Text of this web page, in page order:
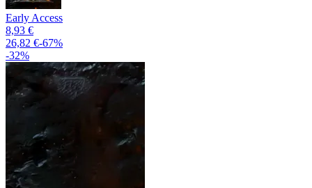
Early Access
8,93 €
26,82 €-67%
-32%